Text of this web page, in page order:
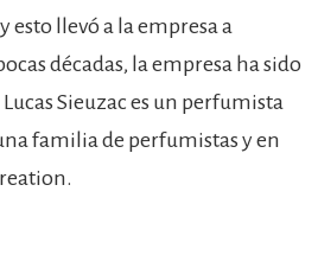
esto llevó a la empresa a
décadas, la empresa ha sido
Sieuzac es un perfumista
familia de perfumistas y en